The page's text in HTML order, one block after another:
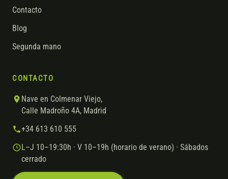
Contacto
Blog
Segunda mano
CONTACTO
Nave en Colmenar Viejo,
Calle Madroño 4A, Madrid
+34 613 610 555
L–J 10–19:30h · V 10–19h (horario de verano) · Sábados
cerrado